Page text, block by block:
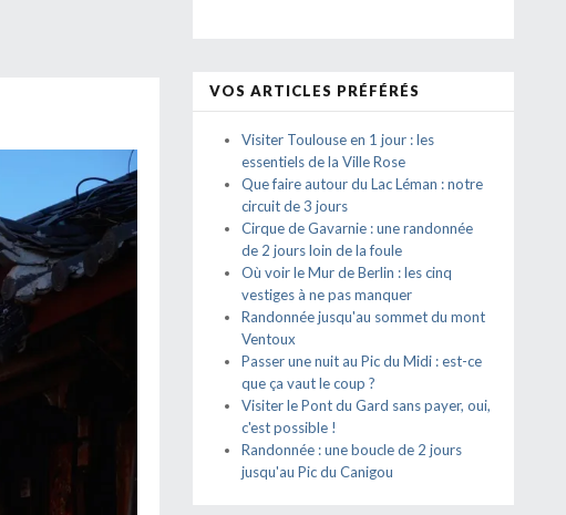
VOS ARTICLES PRÉFÉRÉS
Visiter Toulouse en 1 jour : les
essentiels de la Ville Rose
Que faire autour du Lac Léman : notre
circuit de 3 jours
Cirque de Gavarnie : une randonnée
de 2 jours loin de la foule
Où voir le Mur de Berlin : les cinq
vestiges à ne pas manquer
Randonnée jusqu'au sommet du mont
Ventoux
Passer une nuit au Pic du Midi : est-ce
que ça vaut le coup ?
Visiter le Pont du Gard sans payer, oui,
c'est possible !
Randonnée : une boucle de 2 jours
jusqu'au Pic du Canigou